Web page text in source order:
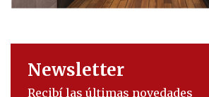
Newsletter
Recibí las últimas novedades